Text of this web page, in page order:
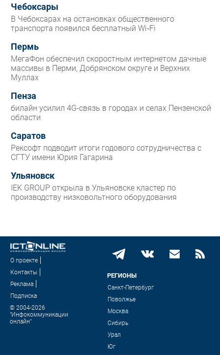
Чебоксары
В Чебоксарах на остановках общественного
транспорта появился бесплатный Wi‑Fi
Пермь
МегаФон обеспечил скоростным интернетом дачные
массивы в Перми, Добрянском округе и Верхних
Муллах
Пенза
билайн усилил 4G-связь в городах и селах Пензенской
области
Саратов
Рексофт подводит итоги годового сотрудничества с
СГТУ имени Юрия Гагарина
Ульяновск
IEK GROUP открыла в Ульяновске кластер по
производству низковольтного оборудования
О проекте
Контакты
Реклама
Подписка
© 2004-2026
"Инфокоммуникации
онлайн"
РЕГИОНЫ
Санкт-Петербург
Поволжье
Москва
Сибирь
Урал
Юг